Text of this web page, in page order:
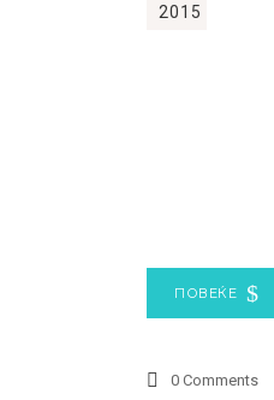
2015
ПОВЕЌЕ
0 Comments